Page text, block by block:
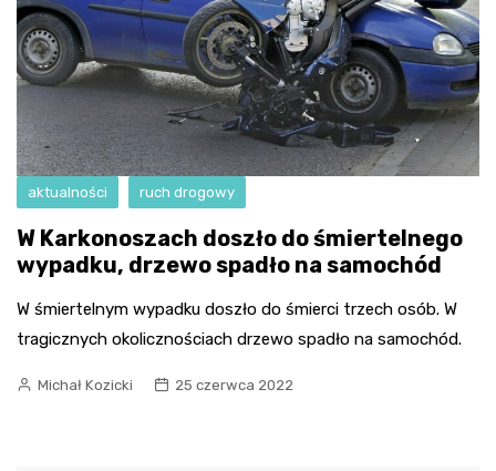
aktualności ruch drogowy
W Karkonoszach doszło do śmiertelnego
wypadku, drzewo spadło na samochód
W śmiertelnym wypadku doszło do śmierci trzech osób. W
tragicznych okolicznościach drzewo spadło na samochód.
Michał Kozicki 25 czerwca 2022